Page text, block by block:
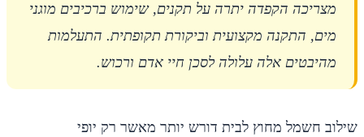
מצריכה הקפדה יתרה על תקנים, שימוש ברכיבים מוגני
מים, התקנה מקצועית וביקורת תקופתית. התעלמות
מהיבטים אלה עלולה לסכן חיי אדם ורכוש.
שילוב חשמל מחוץ לבית דורש יותר מאשר רק יופי